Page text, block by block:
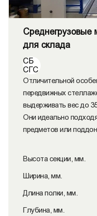
Среднегрузовые
для склада
СБ
СГС
Отличительной
передвижных
выдерживать вес до
Они идеально
предметов или
Высота секции, мм.
Ширина, мм.
Длина полки, мм.
Глубина, мм.